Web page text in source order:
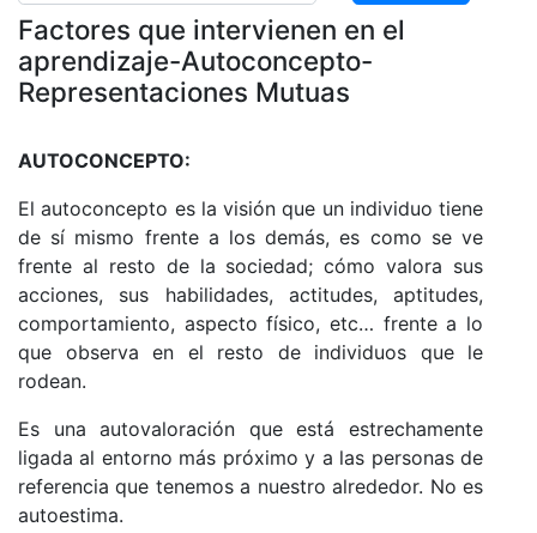
Factores que intervienen en el
aprendizaje-Autoconcepto-
Representaciones Mutuas
AUTOCONCEPTO:
El autoconcepto es la visión que un individuo tiene
de sí mismo frente a los demás, es como se ve
frente al resto de la sociedad; cómo valora sus
acciones, sus habilidades, actitudes, aptitudes,
comportamiento, aspecto físico, etc… frente a lo
que observa en el resto de individuos que le
rodean.
Es una autovaloración que está estrechamente
ligada al entorno más próximo y a las personas de
referencia que tenemos a nuestro alrededor. No es
autoestima.